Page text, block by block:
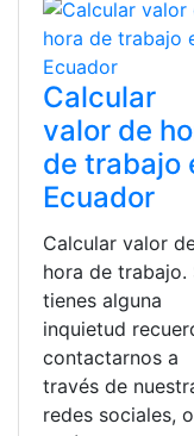
Calcular
valor de
de trabajo
Ecuador
Calcular valor
hora de trabajo.
tienes alguna
inquietud
contactarnos a
través de
redes sociales, o